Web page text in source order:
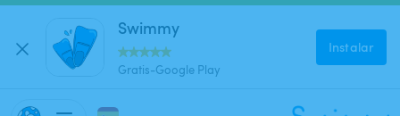
Swimmy
Gratis-Google Play
Instalar